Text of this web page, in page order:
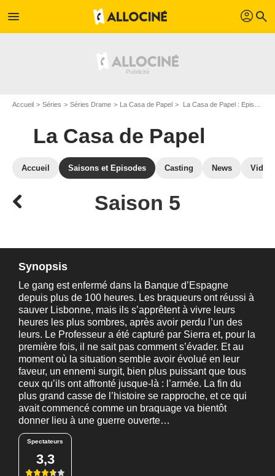
menu profil search
Accueil Séries Séries Drame La Casa de Papel La Casa de Papel : Episodes de la saison 5
La Casa de Papel
Accueil Saisons et Episodes Casting News
Saison 5
Synopsis
Le gang est enfermé dans la Banque d’Espagne
depuis plus de 100 heures. Les braqueurs ont réussi à
sauver Lisbonne, mais ils s’apprêtent à vivre leurs
heures les plus sombres, après avoir perdu l’un des
leurs. Le Professeur a été capturé par Sierra et, pour la
première fois, il ne sait pas comment s’évader. Et au
moment où la situation semble avoir évolué en leur
faveur, un ennemi surgit, bien plus puissant que tous
ceux qu’ils ont affronté jusque-là : l’armée. La fin du
plus grand casse de l’histoire se rapproche, et ce qui
avait commencé comme un braquage va bientôt
donner lieu à une guerre ouverte…
Spectateurs
3,3